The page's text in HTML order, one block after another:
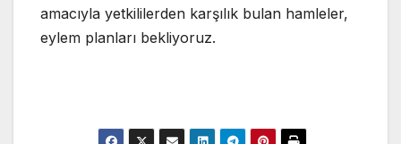
amacıyla yetkililerden karşılık bulan hamleler,
eylem planları bekliyoruz.